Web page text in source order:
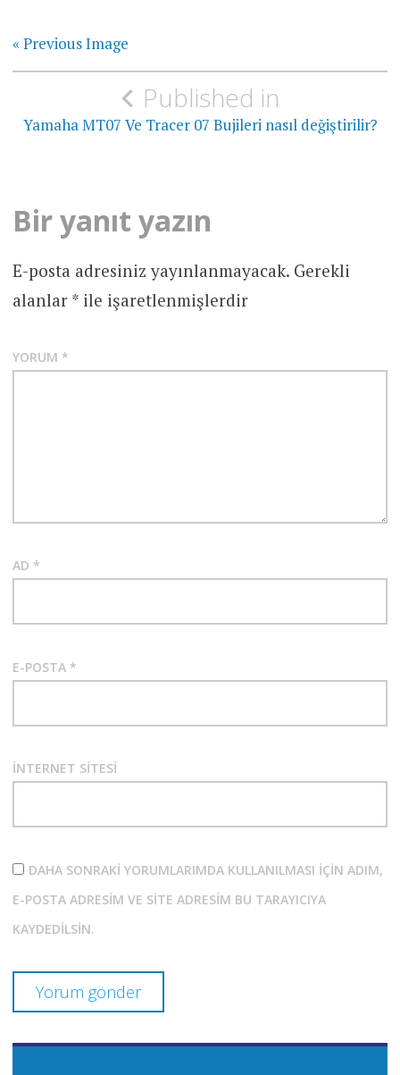
« Previous Image
Yazı
gezinmesiPublished in
Yamaha MT07 Ve Tracer 07 Bujileri nasıl değiştirilir?
Bir yanıt yazın
E-posta adresiniz yayınlanmayacak. Gerekli
alanlar *ile işaretlenmişlerdir
YORUM *
AD *
E-POSTA *
İNTERNET SITESI
DAHA SONRAKI YORUMLARIMDA KULLANILMASI IÇIN ADIM,
E-POSTA ADRESIM VE SITE ADRESIM BU TARAYICIYA
KAYDEDILSIN.